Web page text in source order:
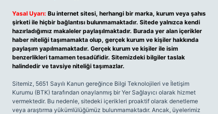
Yasal Uyarı: Bu internet sitesi, herhangi bir marka, kurum veya şahıs
şirketi ile hiçbir bağlantısı bulunmamaktadır. Sitede yalnızca kendi
hazırladığımız makaleler paylaşılmaktadır. Burada yer alan içerikler
haber niteliği taşımamakta olup, gerçek kurum ve kişiler hakkında
paylaşım yapılmamaktadır. Gerçek kurum ve kişiler ile isim
benzerlikleri tamamen tesadüfidir. Sitemizdeki bilgiler taslak
halindedir ve tavsiye niteliği taşımazlar.
Sitemiz, 5651 Sayılı Kanun gereğince Bilgi Teknolojileri ve İletişim
Kurumu (BTK) tarafından onaylanmış bir Yer Sağlayıcı olarak hizmet
vermektedir. Bu nedenle, sitedeki içerikleri proaktif olarak denetleme
veya araştırma yükümlülüğümüz bulunmamaktadır. Ancak, üyelerimiz